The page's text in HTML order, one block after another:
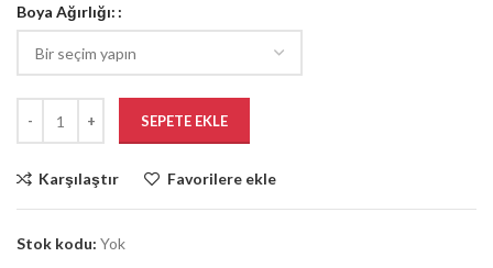
Boya Ağırlığı:
SEPETE EKLE
Karşılaştır Favorilere ekle
Stok kodu: Yok